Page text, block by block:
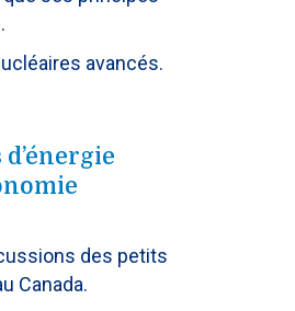
avancés.
des petits
Canada.